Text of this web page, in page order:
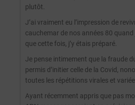
plutôt.
J’ai vraiment eu l’impression de
cauchemar de nos années 80
que cette fois, j’y étais préparé.
Je pense intimement que la fraude
permis d’initier celle de la Covid,
toutes les répétitions virales et
Ayant récemment appris que pas